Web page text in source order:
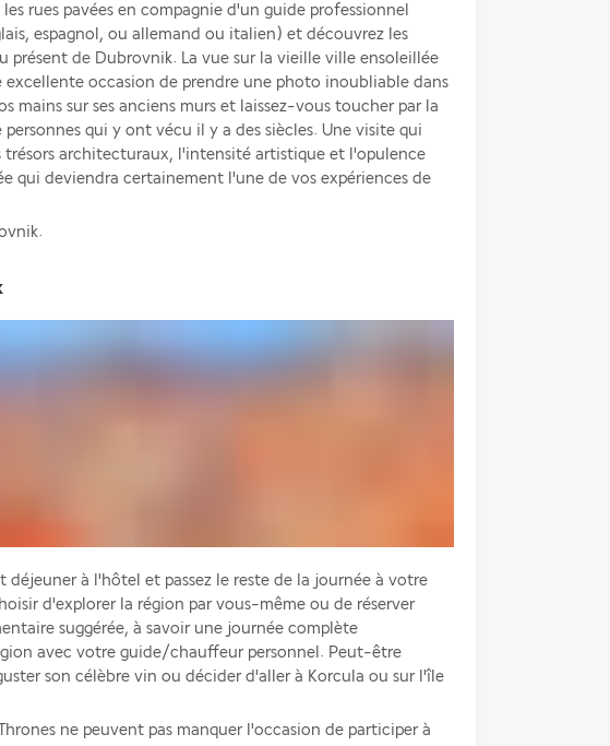
rues pavées en compagnie d'un guide professionnel
espagnol, ou allemand ou italien) et découvrez les
présent de Dubrovnik. La vue sur la vieille ville ensoleillée
excellente occasion de prendre une photo inoubliable dans
mains sur ses anciens murs et laissez-vous toucher par la
qui y ont vécu il y a des siècles. Une visite qui
trésors architecturaux, l'intensité artistique et l'opulence
qui deviendra certainement l'une de vos expériences de
déjeuner à l'hôtel et passez le reste de la journée à votre
d'explorer la région par vous-même ou de réserver
suggérée, à savoir une journée complète
avec votre guide/chauffeur personnel. Peut-être
son célèbre vin ou décider d'aller à Korcula ou sur l'île
ne peuvent pas manquer l'occasion de participer à